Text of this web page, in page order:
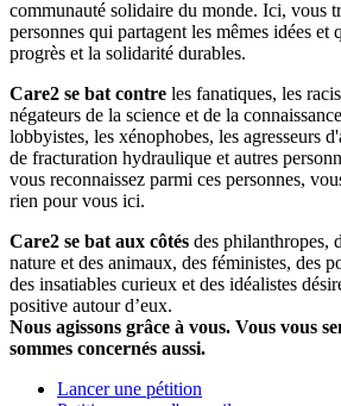
communauté solidaire du monde. Ici, vous
personnes qui partagent les mêmes idées
progrès et la solidarité durables.
Care2 se bat contre les fanatiques, les
négateurs de la science et de la
lobbyistes, les xénophobes, les agresseurs
de fracturation hydraulique et autres
vous reconnaissez parmi ces personnes,
rien pour vous ici.
Care2 se bat aux côtés des philanthropes,
nature et des animaux, des féministes, des
des insatiables curieux et des idéalistes
positive autour d’eux.
Nous agissons grâce à vous. Vous vous
sommes concernés aussi.
Lancer une pétition